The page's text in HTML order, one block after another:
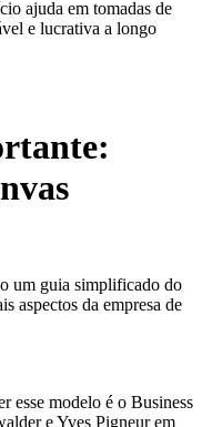
ajuda em tomadas de
e lucrativa a longo
um guia simplificado do
aspectos da empresa de
esse modelo é o Business
e Yves Pigneur em